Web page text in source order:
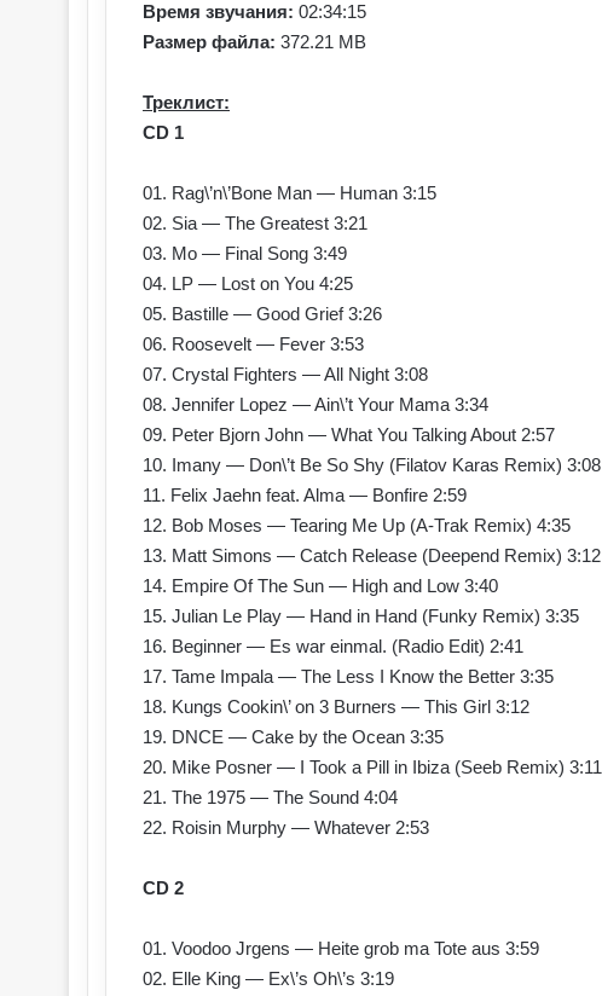
Время звучания: 02:34:15
Размер файла: 372.21 MB
Треклист:
CD 1
01. Rag\’n\’Bone Man — Human 3:15
02. Sia — The Greatest 3:21
03. Mo — Final Song 3:49
04. LP — Lost on You 4:25
05. Bastille — Good Grief 3:26
06. Roosevelt — Fever 3:53
07. Crystal Fighters — All Night 3:08
08. Jennifer Lopez — Ain\’t Your Mama 3:34
09. Peter Bjorn John — What You Talking About 2:57
10. Imany — Don\’t Be So Shy (Filatov Karas Remix) 3:08
11. Felix Jaehn feat. Alma — Bonfire 2:59
12. Bob Moses — Tearing Me Up (A-Trak Remix) 4:35
13. Matt Simons — Catch Release (Deepend Remix) 3:12
14. Empire Of The Sun — High and Low 3:40
15. Julian Le Play — Hand in Hand (Funky Remix) 3:35
16. Beginner — Es war einmal. (Radio Edit) 2:41
17. Tame Impala — The Less I Know the Better 3:35
18. Kungs Cookin\’ on 3 Burners — This Girl 3:12
19. DNCE — Cake by the Ocean 3:35
20. Mike Posner — I Took a Pill in Ibiza (Seeb Remix) 3:11
21. The 1975 — The Sound 4:04
22. Roisin Murphy — Whatever 2:53
CD 2
01. Voodoo Jrgens — Heite grob ma Tote aus 3:59
02. Elle King — Ex\’s Oh\’s 3:19